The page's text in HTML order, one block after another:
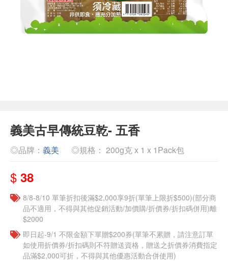
義美古早傳統豆乾- 五香
◎品牌： 義美 ◎規格： 200g克 x 1 x 1Pack包
$ 38
8/8-8/10 單筆折扣後滿$2,000享9折(單筆上限折$500)(部分商
品不適用，不得與其他促銷活動/加價購/折價券/折扣碼併用)離
$2000
即日起-9/1 不限金額下單贈$200券(單筆不累贈，請注意訂單
如使用折價券/折扣碼則不符贈送資格，贈送之折價券消費指定
品滿$2,000可折，不得與其他優惠活動合併使用)